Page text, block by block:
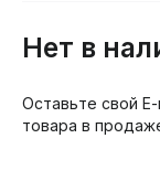
Нет в
Оставьте свой
товара в